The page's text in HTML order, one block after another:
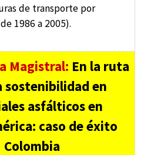
de transporte por
1986 a 2005).
Magistral: En la ruta
sostenibilidad en
asfálticos en
caso de éxito
Colombia